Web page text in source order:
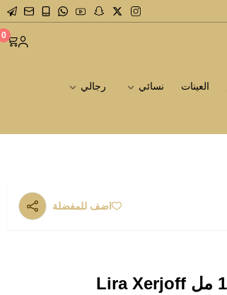
0
العينات نسائي رجالي
اضف للمفضلة